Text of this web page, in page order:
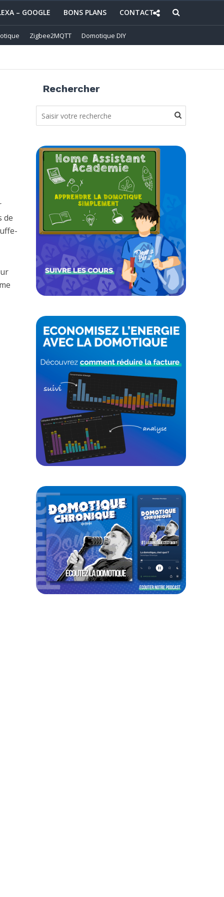
– GOOGLE BONS PLANS CONTACT
Zigbee2MQTT Domotique DIY
de
Rechercher